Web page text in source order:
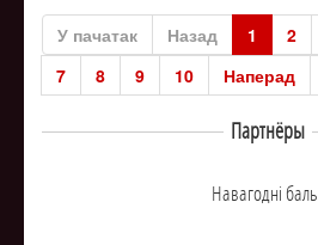
У пачатак Назад 1 2
7
8 9 10 Наперад
Партнёры
Навагоднi баль